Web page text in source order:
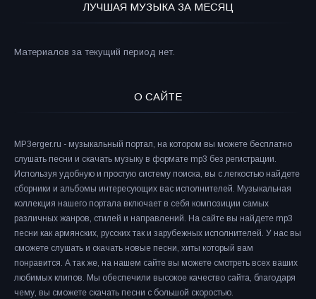
ЛУЧШАЯ МУЗЫКА ЗА МЕСЯЦ
Материалов за текущий период нет.
О САЙТЕ
MP3erger.ru - музыкальный портал, на котором вы можете бесплатно
слушать песни и скачать музыку в формате mp3 без регистрации.
Используя удобную и простую систему поиска, вы с легкостью найдете
сборники и альбомы интересующих вас исполнителей. Музыкальная
коллекция нашего портала включает в себя композиции самых
различных жанров, стилей и направлений. На сайте вы найдете mp3
песни как армянских, русских так и зарубежных исполнителей. У нас вы
сможете слушать и скачать новые песни, хиты который вам
понравится. А так же, на нашем сайте вы можете смотреть всех ваших
любимых клипов. Мы обеспечили высокое качество сайта, благодаря
чему, вы сможете скачать песни с большой скоростью.